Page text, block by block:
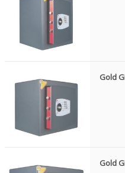
Gold
Gold